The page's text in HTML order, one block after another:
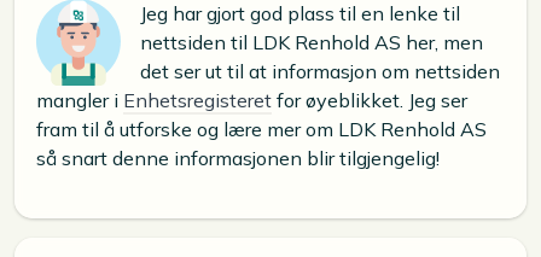
Jeg har gjort god plass til en lenke til
nettsiden til LDK Renhold AS her, men
det ser ut til at informasjon om nettsiden
mangler i Enhetsregisteret for øyeblikket. Jeg ser
fram til å utforske og lære mer om LDK Renhold AS
så snart denne informasjonen blir tilgjengelig!